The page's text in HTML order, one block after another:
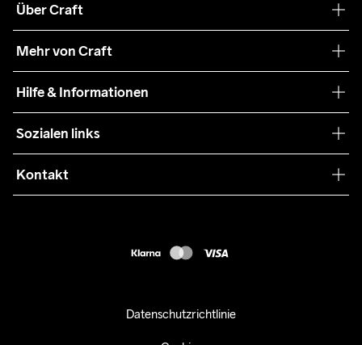
Über Craft
Nachhaltigkeit
Mehr von Craft
Teamwear
Zusammenarbeit
Press
Hilfe & Informationen
Retouren
Kundendienst
Sozialen links
Kontakt
Datenschutzrichtlinie